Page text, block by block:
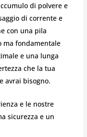
di polvere e
di corrente e
con una pila
ma fondamentale
e una lunga
che la tua
avrai bisogno.
e le nostre
sicurezza e un